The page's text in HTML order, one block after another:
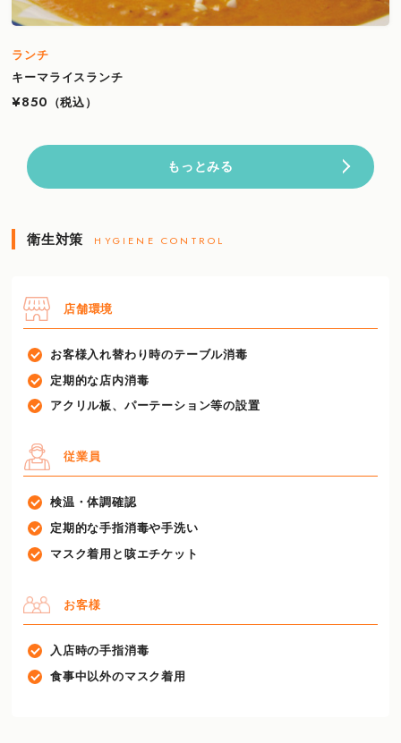
ランチ
キーマライスランチ
¥850
（税込）
もっとみる
衛生対策 HYGIENE CONTROL
店舗環境
お客様入れ替わり時のテーブル消毒
定期的な店内消毒
アクリル板、パーテーション等の設置
従業員
検温・体調確認
定期的な手指消毒や手洗い
マスク着用と咳エチケット
お客様
入店時の手指消毒
食事中以外のマスク着用